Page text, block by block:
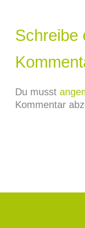
Schreibe
Du musst
Kommentar